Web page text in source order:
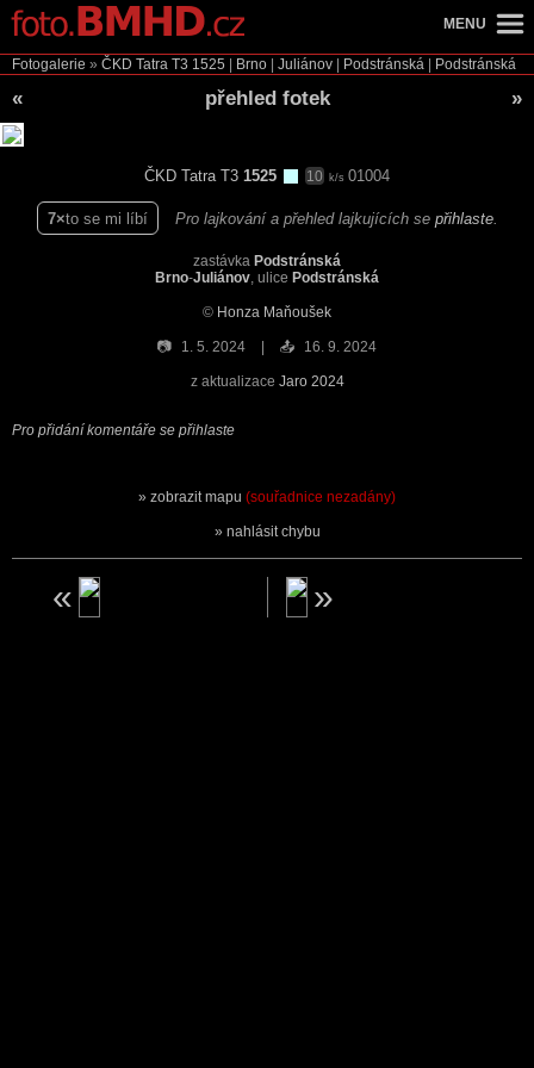
Fotogalerie » ČKD Tatra T3 1525 Brno Juliánov Podstránská Podstránská
« přehled fotek »
ČKD Tatra T3 1525 10 k/s 01004
7 to se mi líbí Pro lajkování a přehled lajkujících se přihlaste.
zastávka Podstránská
Brno-Juliánov, ulice Podstránská
© Honza Maňoušek
📷 1. 5. 2024 📤 16. 9. 2024
z aktualizace Jaro 2024
Pro přidání komentáře se přihlaste
zobrazit mapu (souřadnice nezadány)
nahlásit chybu
MENU